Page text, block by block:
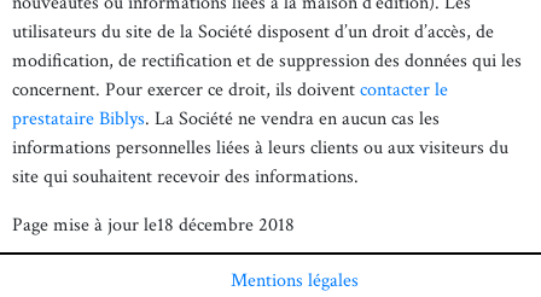
utilisateurs du site de la Société disposent d’un droit d’accès, de
modification, de rectification et de suppression des données qui les
concernent. Pour exercer ce droit, ils doiventcontacter le
prestataire Biblys. La Société ne vendra en aucun cas les
informations personnelles liées à leurs clients ou aux visiteurs du
site qui souhaitent recevoir des informations.
Page mise à jour le18 décembre 2018
Mentions légales